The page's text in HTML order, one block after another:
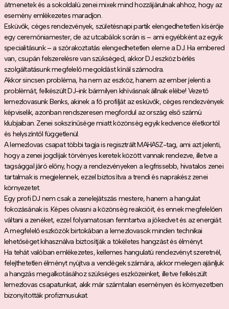
átmenetek és a sokoldalú zenei mixek mind hozzájárulnak ahhoz, hogy az
esemény emlékezetes maradjon.
Esküvők, céges rendezvények, születésnapi partik elengedhetetlen kísérője
egy ceremóniamester, de az utcabálok során is – ami egyébként az egyik
specialitásunk – a szórakoztatás elengedhetetlen eleme a DJ. Ha embered
van, csupán felszerelésre van szükséged, akkor DJ eszköz bérlés
szolgáltatásunk megfelelő megoldást kínál számodra.
Akkor sincsen probléma, ha nem az eszköz, hanem az ember jelenti a
problémát, felkészült DJ-ink bármilyen kihívásnak állnak elébe! Vezető
lemezlovasunk Benks, akinek a fő profilját az esküvők, céges rendezvények
képviselik, azonban rendszeresen megfordul az ország első számú
klubjaiban. Zenei sokszínűsége miatt közönség egyik kedvence életkortól
és helyszíntől függetlenül.
A lemezlovas csapat többi tagja is regisztrált MAHASZ-tag, ami azt jelenti,
hogy a zenei jogdíjak törvényes keretek között vannak rendezve, illetve a
tagsággal járó előny, hogy a rendezvényeken a legfrissebb, hivatalos zenei
tartalmak is megjelennek, ezzel biztosítva a trendi és naprakész zenei
környezetet.
Egy profi DJ nem csak a zenelejátszás mestere, hanem a hangulat
fokozásának is. Képes olvasni a közönség reakcióit, és ennek megfelelően
váltani a zenéket, ezzel folyamatosan fenntartva a jókedvet és az energiát.
A megfelelő eszközök birtokában a lemezlovasok minden technikai
lehetőséget kihasználva biztosítják a tökéletes hangzást és élményt.
Ha tehát valóban emlékezetes, kellemes hangulatú rendezvényt szeretnél,
felejthetetlen élményt nyújtva a vendégek számára, akkor melegen ajánljuk
a hangzás megalkotásához szükséges eszközeinket, illetve felkészült
lemezlovas csapatunkat, akik már számtalan eseményen és környezetben
bizonyították profizmusukat.